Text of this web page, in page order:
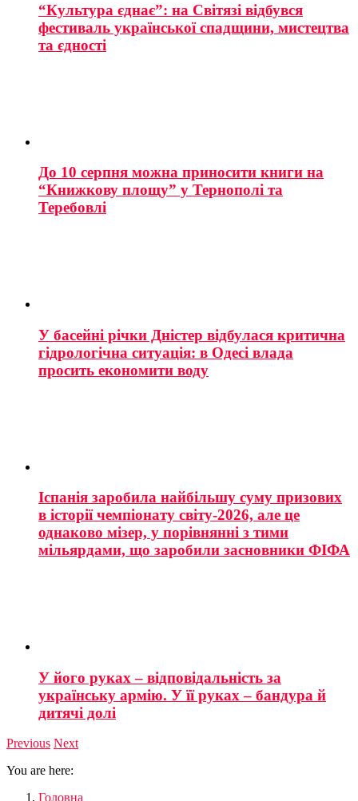
“Культура єднає”: на Світязі відбувся
фестиваль української спадщини, мистецтва
та єдності
До 10 серпня можна приносити книги на
“Книжкову площу” у Тернополі та
Теребовлі
У басейні річки Дністер відбулася критична
гідрологічна ситуація: в Одесі влада
просить економити воду
Іспанія заробила найбільшу суму призових
в історії чемпіонату світу-2026, але це
однаково мізер, у порівнянні з тими
мільярдами, що заробили засновники ФІФА
У його руках – відповідальність за
українську армію. У її руках – бандура й
дитячі долі
Previous Next
You are here:
Головна